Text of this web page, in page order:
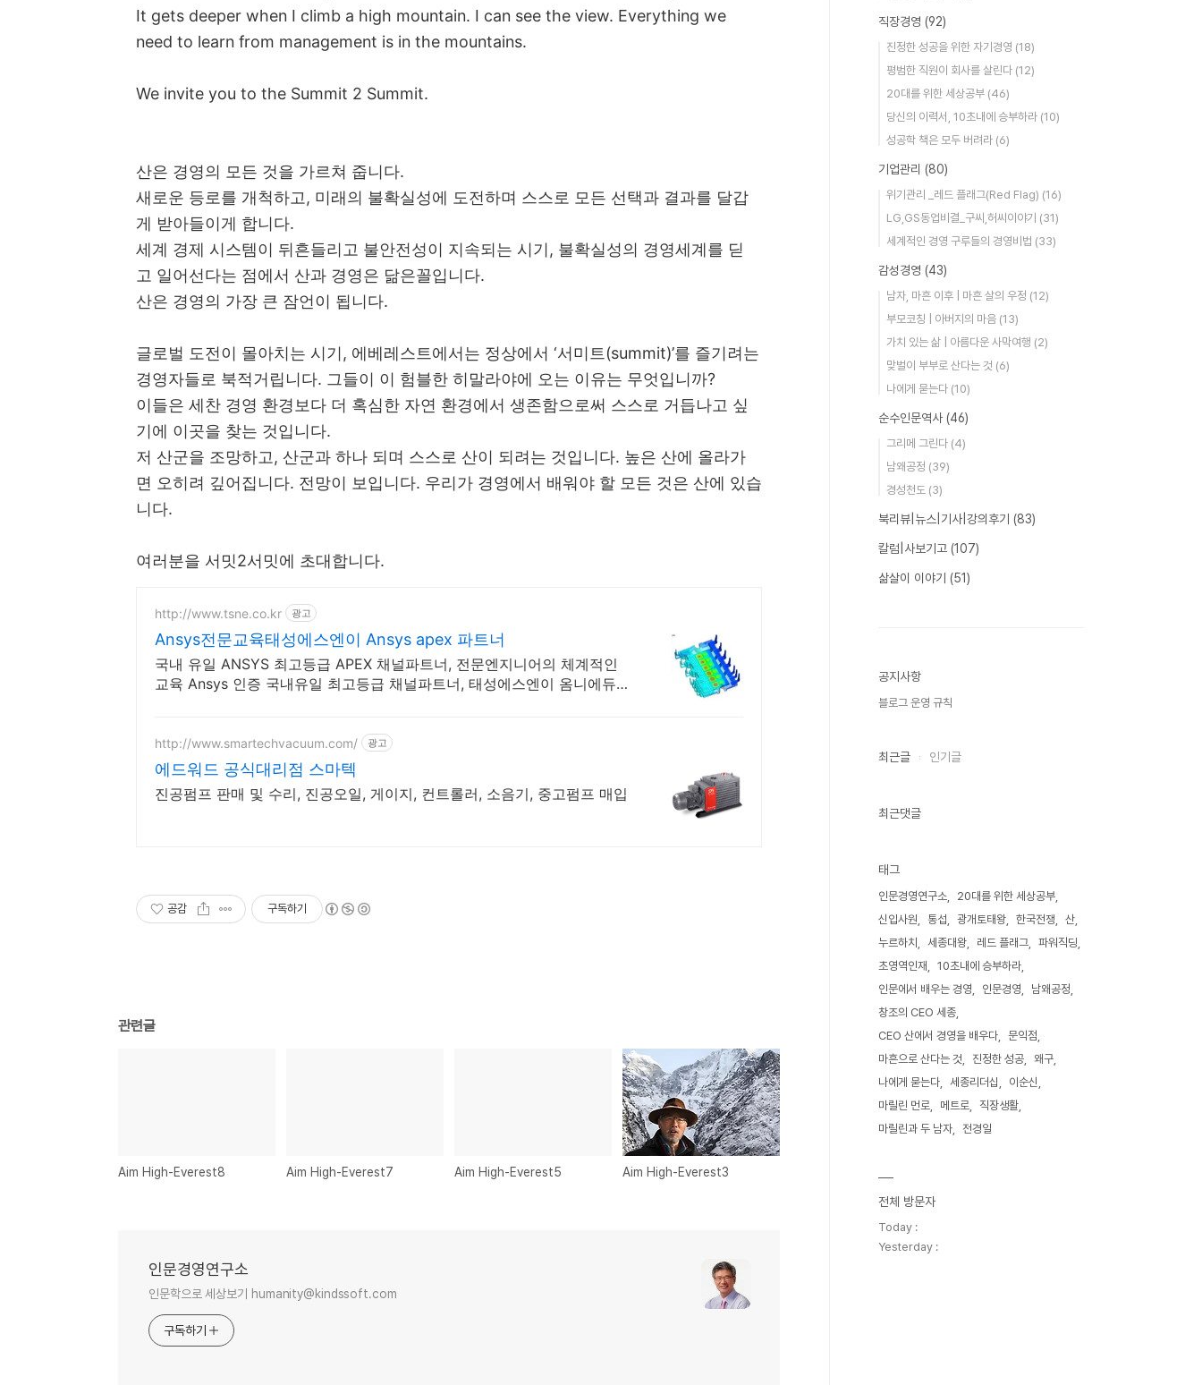
It gets deeper when I climb a high mountain. I can see the view. Everything we
need to learn from management is in the mountains.
We invite you to the Summit 2 Summit.
산은 경영의 모든 것을 가르쳐 줍니다.
새로운 등로를 개척하고, 미래의 불확실성에 도전하며 스스로 모든 선택과 결과를 달갑
게 받아들이게 합니다.
세계 경제 시스템이 뒤흔들리고 불안전성이 지속되는 시기, 불확실성의 경영세계를 딛
고 일어선다는 점에서 산과 경영은 닮은꼴입니다.
산은 경영의 가장 큰 잠언이 됩니다.
글로벌 도전이 몰아치는 시기, 에베레스트에서는 정상에서 ‘서미트(summit)’를 즐기려는
경영자들로 북적거립니다. 그들이 이 험블한 히말라야에 오는 이유는 무엇입니까?
이들은 세찬 경영 환경보다 더 혹심한 자연 환경에서 생존함으로써 스스로 거듭나고 싶
기에 이곳을 찾는 것입니다.
저 산군을 조망하고, 산군과 하나 되며 스스로 산이 되려는 것입니다. 높은 산에 올라가
면 오히려 깊어집니다. 전망이 보입니다. 우리가 경영에서 배워야 할 모든 것은 산에 있습
니다.
여러분을 서밋2서밋에 초대합니다.
http://www.tsne.co.kr 광고
Ansys전문교육태성에스엔이 Ansys apex 파트너
국내 유일 ANSYS 최고등급 APEX 채널파트너, 전문엔지니어의 체계적인
교육 Ansys 인증 국내유일 최고등급 채널파트너, 태성에스엔이 옴니에듀를
http://www.smartechvacuum.com/ 광고
에드워드 공식대리점 스마텍
진공펌프 판매 및 수리, 진공오일, 게이지, 컨트롤러, 소음기, 중고펌프 매입
공감 구독하기
관련글
Aim High-Everest8 Aim High-Everest7 Aim High-Everest5 Aim High-Everest3
인문경영연구소
인문학으로 세상보기 humanity@kindssoft.com
구독하기
직장경영 (92)
진정한 성공을 위한 자기경영 (18)
평범한 직원이 회사를 살린다 (12)
20대를 위한 세상공부 (46)
당신의 이력서, 10초내에 승부하라 (10)
성공학 책은 모두 버려라 (6)
기업관리 (80)
위기관리 _레드 플래그(Red Flag) (16)
LG,GS동업비결_구씨,허씨이야기 (31)
세계적인 경영 구루들의 경영비법 (33)
감성경영 (43)
남자, 마흔 이후 | 마흔 살의 우정 (12)
부모코칭 | 아버지의 마음 (13)
가치 있는 삶 | 아름다운 사막여행 (2)
맞벌이 부부로 산다는 것 (6)
나에게 묻는다 (10)
순수인문역사 (46)
그리메 그린다 (4)
남왜공정 (39)
경성천도 (3)
북리뷰|뉴스|기사|강의후기 (83)
칼럼|사보기고 (107)
삶살이 이야기 (51)
공지사항
블로그 운영 규칙
최근글 인기글
최근댓글
태그
인문경영연구소
20대를 위한 세상공부
신입사원
통섭 광개토태왕 한국전쟁
산
누르하치
세종대왕 레드 플래그
파워직딩
초영역인재
10초내에 승부하라
인문에서 배우는 경영
인문경영
남왜공정
창조의 CEO 세종
CEO 산에서 경영을 배우다
문익점
마흔으로 산다는 것
진정한 성공
왜구
나에게 묻는다
세종리더십
이순신
마릴린 먼로
메트로
직장생활
마릴린과 두 남자
전경일
전체 방문자
Today :
Yesterday :